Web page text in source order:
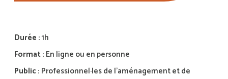
Durée :1h
Format : En ligne ou en personne
Public : Professionnel·les de l’aménagement et de